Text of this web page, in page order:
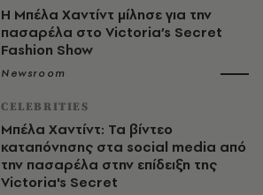
Η Μπέλα Χαντίντ μίλησε για την
πασαρέλα στο Victoria’s Secret
Fashion Show
Newsroom
CELEBRITIES
Μπέλα Χαντίντ: Τα βίντεο
καταπόνησης στα social media από
την πασαρέλα στην επίδειξη της
Victoria's Secret